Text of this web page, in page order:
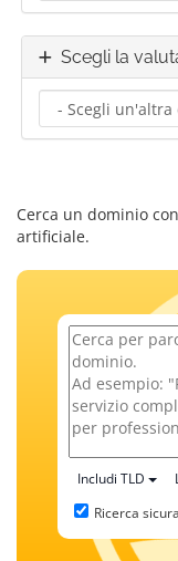
Scegli la
Cerca un dominio
artificiale.
Includi TLD
Ricerca sicura